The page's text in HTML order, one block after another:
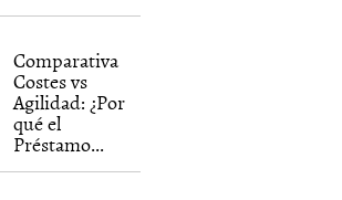
Comparativa
Costes vs
Agilidad: ¿Por
qué el
Préstamo...